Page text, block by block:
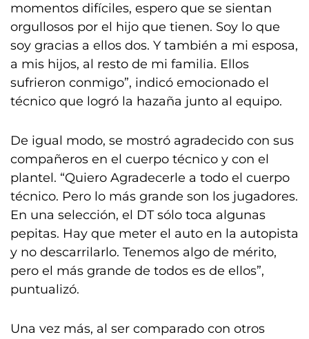
momentos difíciles, espero que se sientan
orgullosos por el hijo que tienen. Soy lo que
soy gracias a ellos dos. Y también a mi esposa,
a mis hijos, al resto de mi familia. Ellos
sufrieron conmigo”, indicó emocionado el
técnico que logró la hazaña junto al equipo.
De igual modo, se mostró agradecido con sus
compañeros en el cuerpo técnico y con el
plantel. “Quiero Agradecerle a todo el cuerpo
técnico. Pero lo más grande son los jugadores.
En una selección, el DT sólo toca algunas
pepitas. Hay que meter el auto en la autopista
y no descarrilarlo. Tenemos algo de mérito,
pero el más grande de todos es de ellos”,
puntualizó.
Una vez más, al ser comparado con otros